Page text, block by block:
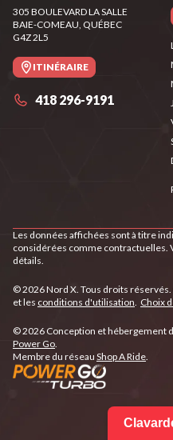
305 BOULEVARD LA SALLE
BAIE-COMEAU, QUÉBEC
G4Z 2L5
ITINÉRAIRE
418 296-9191
Les données affichées sont à titre
considérées comme contractuelles.
détails.
© 2026 Nord X. Tous droits réservés.
et les conditions d'utilisation. Choix
© 2026 Conception et hébergement
Power Go.
Membre du réseau Shop A Ride.